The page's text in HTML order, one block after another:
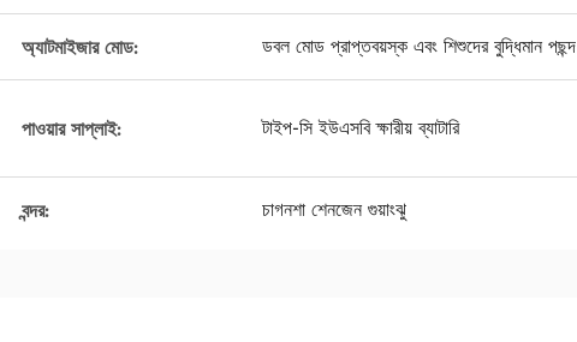
অ্যাটমাইজার মোড: ডবল মোড প্রাপ্তবয়স্ক এবং শিশুদের বুদ্ধিমান পছন্দ
পাওয়ার সাপ্লাই: টাইপ-সি ইউএসবি ক্ষারীয় ব্যাটারি
বন্দর: চাগনশা শেনজেন গুয়াংঝু